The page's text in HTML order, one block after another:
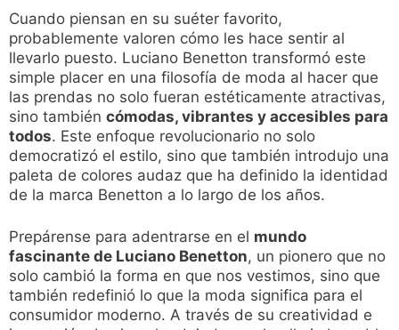
Cuando piensan en su suéter favorito,
probablemente valoren cómo les hace sentir al
llevarlo puesto. Luciano Benetton transformó este
simple placer en una filosofía de moda al hacer que
las prendas no solo fueran estéticamente atractivas,
sino también cómodas, vibrantes y accesibles para
todos. Este enfoque revolucionario no solo
democratizó el estilo, sino que también introdujo una
paleta de colores audaz que ha definido la identidad
de la marca Benetton a lo largo de los años.
Prepárense para adentrarse en el mundo
fascinante de Luciano Benetton, un pionero que no
solo cambió la forma en que nos vestimos, sino que
también redefinió lo que la moda significa para el
consumidor moderno. A través de su creatividad e